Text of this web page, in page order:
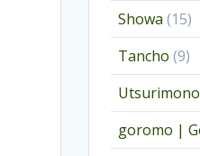
Showa 1515
Tancho 99
goromo |